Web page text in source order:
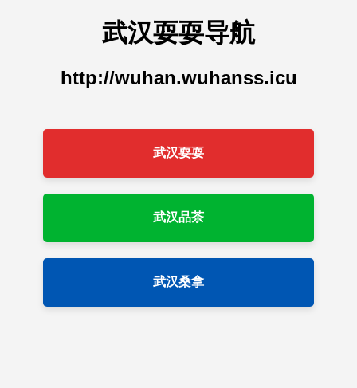
武汉耍耍导航
http://wuhan.wuhanss.icu
武汉耍耍
武汉品茶
武汉桑拿